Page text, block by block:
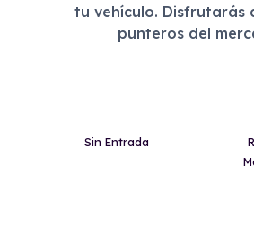
tu vehículo. Disfrutarás
punteros del
Sin Entrada